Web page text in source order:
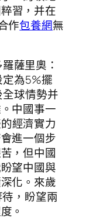
習，并在
作包養網無
薩里奧：
為5%擺
球情勢并
中國事一
經濟實力
進一個步
，但中國
望中國與
化。來歲
，盼望兩
。